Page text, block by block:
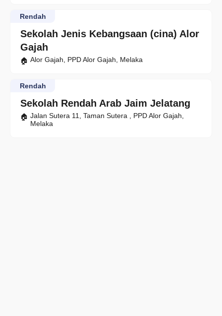
Sekolah Jenis Kebangsaan (cina) Alor
Gajah
Rendah
Alor Gajah, PPD Alor Gajah, Melaka
Sekolah Rendah Arab Jaim Jelatang
Rendah
Jalan Sutera 11, Taman Sutera , PPD Alor Gajah,
Melaka